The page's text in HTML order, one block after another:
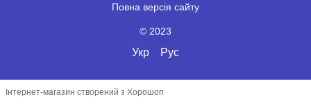
Повна версія сайту
© 2023
Укр Рус
Інтернет-магазин створений з Хорошоп